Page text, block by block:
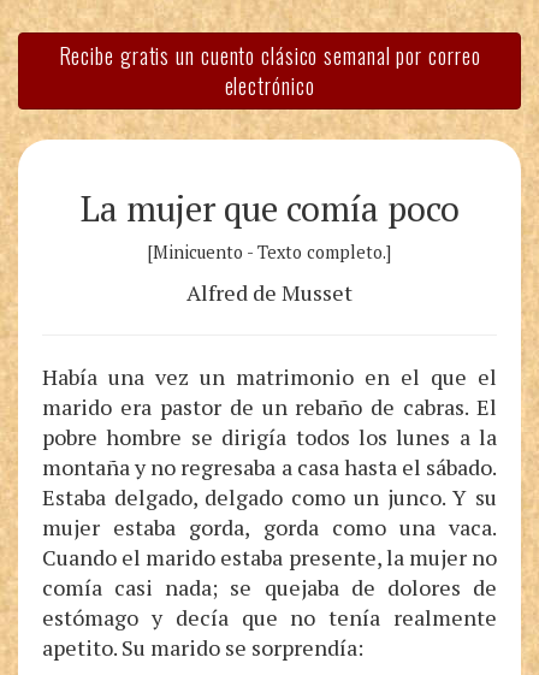
Recibe gratis un cuento clásico semanal por correo
electrónico
La mujer que comía poco
[Minicuento - Texto completo.]
Alfred de Musset
Había una vez un matrimonio en el que el
marido era pastor de un rebaño de cabras. El
pobre hombre se dirigía todos los lunes a la
montaña y no regresaba a casa hasta el sábado.
Estaba delgado, delgado como un junco. Y su
mujer estaba gorda, gorda como una vaca.
Cuando el marido estaba presente, la mujer no
comía casi nada; se quejaba de dolores de
estómago y decía que no tenía realmente
apetito. Su marido se sorprendía: